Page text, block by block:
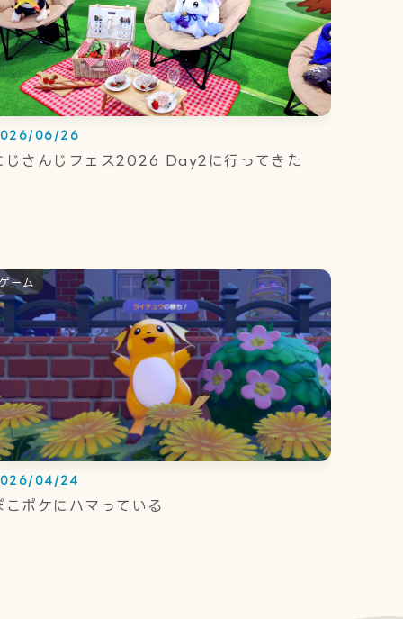
06/26
じさんじフェス2026 Day2に行ってきた
ーム
04/24
こポケにハマっている